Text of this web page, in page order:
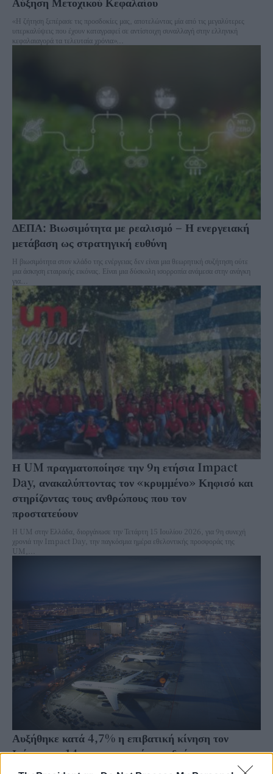
«Η ζήτηση ξεπέρασε τις προσδοκίες μας, αποτελώντας μία από τις μεγαλύτερες
υπερκαλύψεις που έχουν καταγραφεί σε αντίστοιχη συναλλαγή στην ελληνική
κεφαλαιαγορά τα τελευταία χρόνια»...
ΔΕΠΑ: Βιωσιμότητα με ρεαλισμό – Η ενεργειακή
μετάβαση ως στρατηγική ευθύνη
Η βιωσιμότητα στον κλάδο της ενέργειας δεν είναι μια θεωρητική συζήτηση ούτε
μια άσκηση εταιρικής εικόνας. Είναι μια δύσκολη ισορροπία ανάμεσα στην ανάγκη
για...
Η UM πραγματοποίησε την 9η ετήσια Impact
Day, ανακαλύπτοντας τον «κρυμμένο» Κηφισό και
στηρίζοντας τους ανθρώπους που τον
προστατεύουν
Η UM στην Ελλάδα, διοργάνωσε την Τετάρτη 15 Ιουλίου 2026, για 9η συνεχή
χρονιά την Impact Day, την παγκόσμια ημέρα εθελοντικής προσφοράς της
UM,...
Αυξήθηκε κατά 4,7% η επιβατική κίνηση τον
Ιούνιο στα 14 περιφερειακά αεροδρόμια
Αύξηση 4,7% παρουσίασε η επιβατική κίνηση τον Ιούνιο του 2026 στα 14